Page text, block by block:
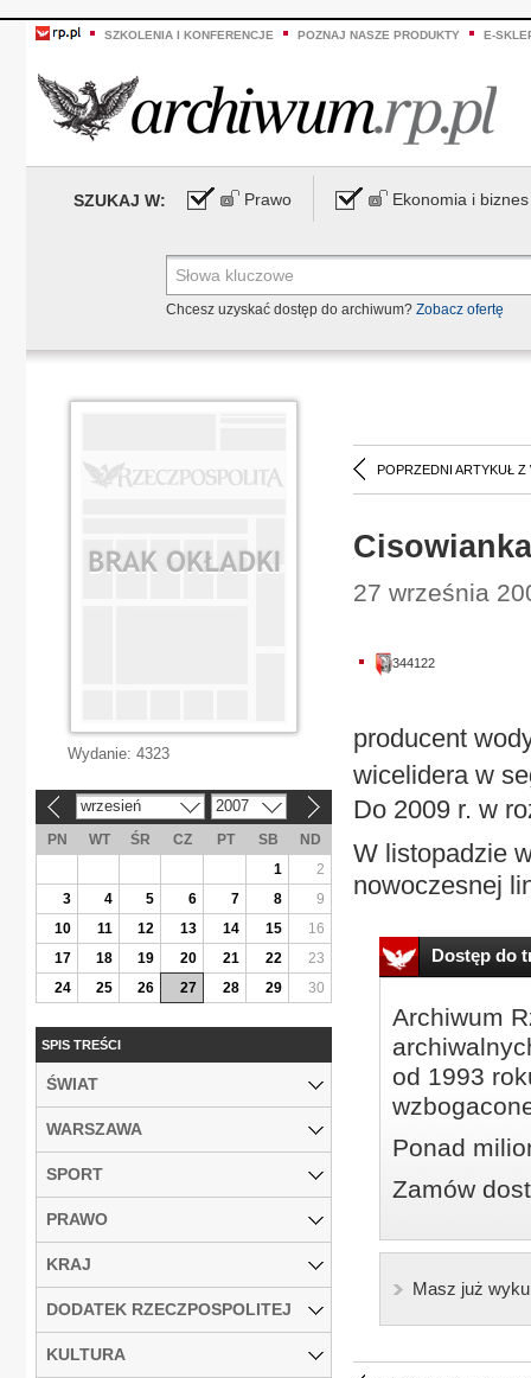
SZKOLENIA I KONFERENCJE POZNAJ NASZE PRODUKTY E-
SZUKAJ W: Prawo Ekonomia i biznes
Chcesz uzyskać dostęp do archiwum? Zobacz ofertę
POPRZEDNI ARTYKUŁ Z
27 września
344122
producent
wicelidera w
Do 2009 r. w
W listopadzie
nowoczesnej
Dostęp do
Archiwum
od 1993
Ponad
Zamów
Masz już
Wydanie: 4323
wrzesień 2007
PN WT ŚR CZ PT SB
ND
1
2
3
4 5 6 7 8
9
10
11 12 13 14 15
16
17
18 19 20 21 22
23
24
25 26 27 28 29 30
SPIS TREŚCI
ŚWIAT
WARSZAWA
SPORT
PRAWO
KRAJ
DODATEK RZECZPOSPOLITEJ
KULTURA